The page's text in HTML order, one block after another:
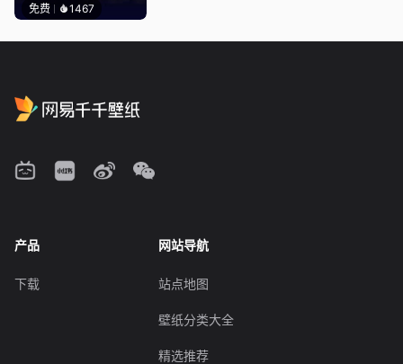
免费 1467
产品
下载
网站导航
站点地图
壁纸分类大全
精选推荐